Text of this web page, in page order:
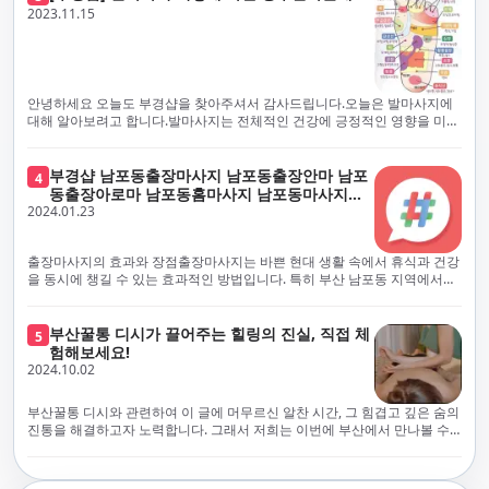
체보다는 부경샵과 같이 안전과 고객 편의를 최우선으로 생각하는 업체를
선택하는 것이 중요합니다.부산에서 러시아 홈케어를 전문으로 하는 부경샵
은, 항상 후불제로 운영하면서 청결과 안전을 가장 중요하게 여깁니다. 부산
에서 진정으로 즐거운 부산 러시아 홈케어 경험을 해보시길 바랍니다. 그렇
죠, 부경샵은 선입금을 요구하지 않아요. 부산 러시아 홈케어를 선택하기 전
에, 주의해야 할 사항들을 반드시 확인해 보세요. 선입금 관련 사기에는 항상
조심해야 합니다. 070으로 시작하는 인터넷 전화나 텔레그램 같은 메시지
앱에만 의존하는 업체는 특히 더 조심해 주세요. 이런 경우, 선입금을 하지
부경샵은 부산 출장 후불제 서비스를 모범적으로 운영하고 있으며, 명성을
악용하는 사기 업체로부터 발생할 수 있는 모든 부정행위와 간접적인 피해
를 방지하기 위해 노력하고 있어요. 만약 부경샵 을 사칭하며 선불 결제를 요
구하는 마사지 서비스를 발견하신다면, 그런 곳은 피하시고 저희에게 알려
주세요.부경샵에서는 모든 서비스가 관리사가 도착한 후에 결제하는 걸 기
본으로 해요. 부경샵은 부산에서 부산 러시아 홈케어를 전문으로 하며,
100% 후불제를 거래의 기본으로 삼고 있어요. 왜 부경샵이 특별한지 궁금하
시죠? 여기서만 느낄 수 있는 특별한 경험을 소개합니다! 부경샵과 함께라면
험을 제공해요. 준비하신 모든 것에 놀랄 준비를 하세요. 부경샵은 오랜 시간
동안 지역에서 최고의 출장업체가 되겠다는 하나의 신념으로 노력해 왔어
요.부경샵의 전통적인 서비스로, 단 한 순간도 낭비하지 않고 쌓인 피로를 풀
어드릴 거예요. 비가 오든 눈이 오든, 어디에 계시든 부경샵이 찾아가 도와드
릴게요. 부경샵의 서비스는 부산의 모든 곳, 집이든 모텔이든 호텔이든 오피
스텔이든 아파트든, 여러분을 위해 준비되어 있어요.부경샵 지역에서 가장
멀리까지 다니며, 편리함을 최우선으로 생각해요. 빠르고 효율적인 운영 시
게 조절되어, 진정한 에너지 회복을 경험하실 수 있어요.부경샵은 부산에서
전문적으로 훈련된 관리사를 다수 보유하고 있음을 자랑스럽게 여깁니다.
현대 사회의 불확실성 속에서, 부경샵은 안전을 최우선으로 여기며, 이를 위
해 100% 후불제 시행은 물론, 코로나19 상황에서도 관리사들의 건강 진단
업체에 대해서는 경계하는 것이 중요합니다. 부경샵의 접근 방식과 정책은
인천에서의 안전하고 신뢰할 수 있는 고품질 마사지 경험을 집앞에서 제공
하기 위해 고안되었습니다. 부경샵은 부산 일본인 홈케어 서비스를 전문으
로 하며, 항상 고객님의 편의와 안전을 최우선으로 고려하여 후불제 시스템
거운 마사지 경험을 보장합니다. 부경샵의 서비스는 선입금 없이 이용 가능
한 부산 일본인 홈케어로, 선입금 요구 없이 서비스를 제공함으로써 고객님
의 신뢰를 최우선으로 합니다. 이용 전 주의사항을 꼼꼼히 확인하시고, 선입
금 사기로부터 자신을 보호하는 것이 중요합니다. 부산 일본인 홈케어 서비
스를 찾으실 때는 070으로 시작하는 인터넷 전화번호나 텔레그램과 같은 메
시징 플랫폼만을 이용하는 업체에 주의해야 합니다. 이러한 서비스는 선지
급 없이 이용할 수 있어야 하며, 부경샵은 이러한 걱정 없이 안전하고 신뢰할
수 있는 서비스를 제공합니다. 부경샵은 부산 일본인 홈케어 후불제의 모범
적인 피해가 발생하지 않도록 지속적으로 노력하고 있습니다. 부경샵을 사
칭하여 선불 결제를 요구하는 마사지 서비스에 대해서는 각별한 주의가 필
요합니다. '부경샵'은 관리사의 도착 이후에 결제가 이루어지는 후불제를
기본 원칙으로 하는 부산 일본인 홈케어 전문 업체입니다. 이 운영 방식은 고
객님의 신뢰를 최우선으로 여기며, 모든 코스에서 100% 후불제를 시행하고
있습니다. 왜 부경샵이 부산에서 특별한지, 그 이유를 알려드리겠습니다.
여기서는 단순한 부산 일본인 홈케어 서비스를 넘어서, 비교 불가한 경험을
러분을 기다리고 있으니, 준비되셨나요? 부경샵은 오랜 시간 동안 지역 최
2023.11.15
안녕하세요 오늘도 부경샵을 찾아주셔서 감사드립니다.오늘은 발마사지에
대해 알아보려고 합니다.발마사지는 전체적인 건강에 긍정적인 영향을 미칠
명하겠습니다.근육 이완과 피로 완화: 발마사지는 발 아치, 발가락, 발등 등
에 위치한 다양한 근육을 이완시키는 효과가 있습니다. 일상적인 활동이나
장시간의 서있는 자세로 인해 긴장된 발 근육을 느슨하게 만들어주어 편안
함을 제공합니다. 이는 근육의 유연성을 향상시키고 근육의 혈액순환을 촉
진하는 데 도움이 됩니다.혈액순환 개선: 발마사지는 혈액순환을 촉진하는
데 기여합니다. 마사지로 근육과 혈관이 이완되면 혈액이 더 원활하게 흐르
게 되어 세포와 조직에 산소와 영양소가 빠르게 공급됩니다. 이는 세포의 기
장된 근육과 신경을 완화시켜 스트레스를 감소시킵니다. 발에는 다양한 신
경과 결절이 모여있어, 발마사지를 통해 이를 자극함으로써 정신적인 편안
함을 제공하는데 도움이 됩니다. 이는 스트레스 호르몬의 감소와 함께 심신
의 안정을 촉진합니다.면역 시스템 강화: 정기적인 발마사지는 면역 시스템
의 활동을 촉진하여 감염 및 질병에 대한 저항력을 향상시킬 수 있습니다. 마
사지는 림프순환을 촉진하고 세포 배출물을 제거함으로써 면역 시스템을 지
원합니다.숙면 유도: 발마사지는 긴장된 근육과 신경을 완화시켜 수면에 도
4 부경샵 남포동출장마사지 남포동출장안마 남포
동출장아로마 남포동홈마사지 남포동마사지출
장
2024.01.23
출장마사지의 효과와 장점출장마사지는 바쁜 현대 생활 속에서 휴식과 건강
을 동시에 챙길 수 있는 효과적인 방법입니다. 특히 부산 남포동 지역에서
와 신체적, 정신적 피로를 효과적으로 완화합니다. 전문 마사지사의 숙련된
손길은 긴장된 근육을 이완시키고, 스트레스 호르몬 수치를 감소시켜 마음
의 안정을 가져다 줍니다. 이는 일상의 업무 효율성을 높이고, 전반적인 삶의
질을 향상시키는 데 기여합니다.근육 이완과 유연성 향상:꾸준한 출장마사
지는 근육의 긴장과 경직을 해소하고 유연성을 향상시킵니다. 이는 운동 성
능을 개선하고, 근골격계 문제 및 부상 예방에 도움이 됩니다. 또한, 규칙적
인 마사지는 자세 개선에도 긍정적인 영향을 미칩니다.혈액 순환 촉진과 신
촉진합니다. 이는 신진대사를 활성화하고, 독소 배출을 돕습니다. 결과적으
5 부산꿀통 디시가 끌어주는 힐링의 진실, 직접 체
험해보세요!
2024.10.02
부산꿀통 디시와 관련하여 이 글에 머무르신 알찬 시간, 그 힘겹고 깊은 숨의
진통을 해결하고자 노력합니다. 그래서 저희는 이번에 부산에서 만나볼 수
그 해결책을 찾는 것이 어려운 상황을 맞이하는 경우가 많습니다. 부산꿀통